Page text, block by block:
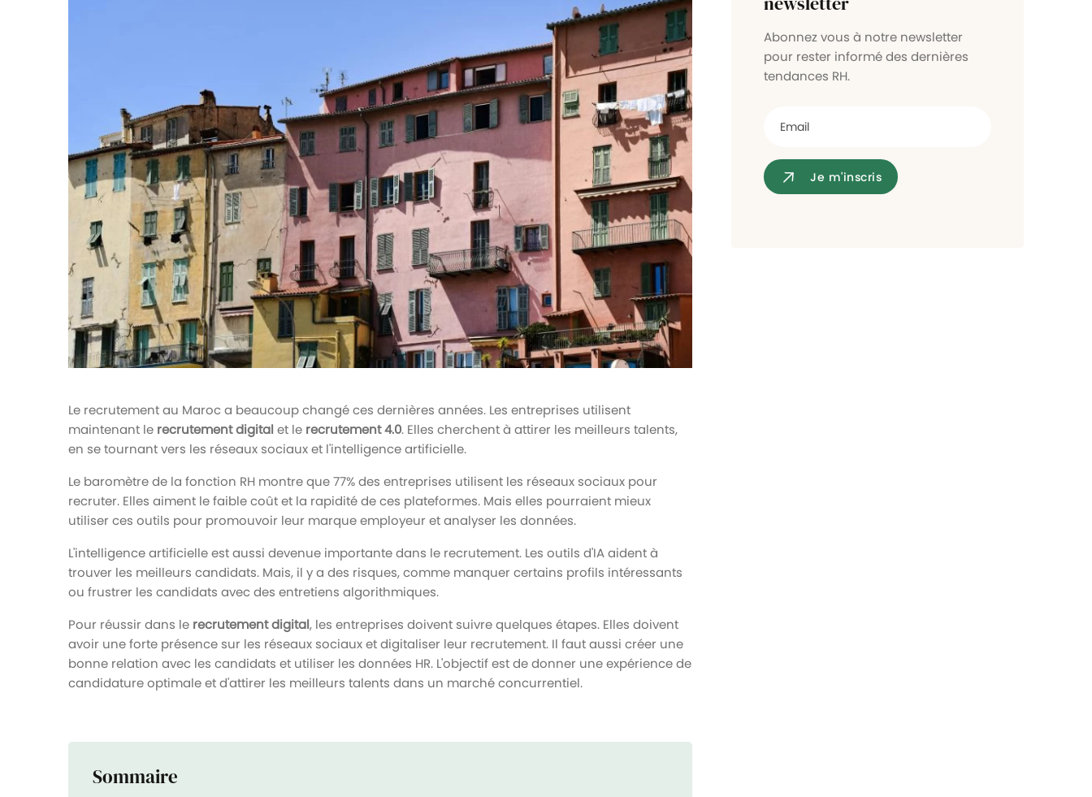
Le recrutement au Maroc a beaucoup changé ces dernières années. Les entreprises utilisent
maintenant le recrutement digital et le recrutement 4.0. Elles cherchent à attirer les meilleurs talents,
en se tournant vers les réseaux sociaux et l'intelligence artificielle.
Le baromètre de la fonction RH montre que 77% des entreprises utilisent les réseaux sociaux pour
recruter. Elles aiment le faible coût et la rapidité de ces plateformes. Mais elles pourraient mieux
utiliser ces outils pour promouvoir leur marque employeur et analyser les données.
L'intelligence artificielle est aussi devenue importante dans le recrutement. Les outils d'IA aident à
trouver les meilleurs candidats. Mais, il y a des risques, comme manquer certains profils intéressants
ou frustrer les candidats avec des entretiens algorithmiques.
Pour réussir dans le recrutement digital, les entreprises doivent suivre quelques étapes. Elles doivent
avoir une forte présence sur les réseaux sociaux et digitaliser leur recrutement. Il faut aussi créer une
bonne relation avec les candidats et utiliser les données HR. L'objectif est de donner une expérience de
candidature optimale et d'attirer les meilleurs talents dans un marché concurrentiel.
Sommaire
Abonnez vous à notre newsletter
pour rester informé des dernières
tendances RH.
Je m'inscris
Suivi mutuelle
Suivez les demandes de remboursement de
soins
Contrôle d'accès